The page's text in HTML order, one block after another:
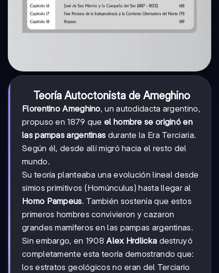
Teoría Autoctonista de Ameghino
Florentino Ameghino, un autodidacta argentino,
propuso en 1879 queel hombre se originó en
las pampas argentinas durante la Era Terciaria.
Según él, desde allí migró hacia el resto del
mundo.
Su teoría planteaba una evolución lineal desde
simios primitivos (Homúnculus) hasta llegar al
Homo Pampeus. También sostenía que estos
primeros hombres convivieron y cazaron
grandes mamíferos en las pampas argentinas.
Sin embargo, en 1908Alex Hrdlicka destruyó
completamente esta teoría demostrando que:
los estratos geológicos no eran del Terciario